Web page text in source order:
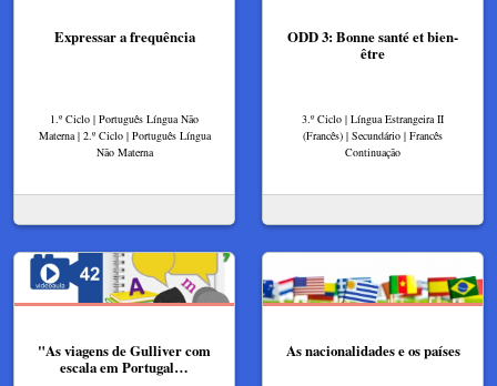
Expressar a frequência
1.º Ciclo | Português Língua Não
Materna | 2.º Ciclo | Português Língua
Não Materna
ODD 3: Bonne santé et bien-
être
3.º Ciclo | Língua Estrangeira II
(Francês) | Secundário | Francês
Continuação
"As viagens de Gulliver com
escala em Portugal…
As nacionalidades e os países